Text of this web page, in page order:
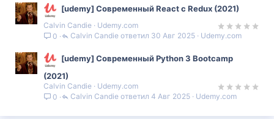
[udemy] Современный React с Redux (2021)
Calvin Candie
Udemy.com
0
Udemy.com
30 Авг 2025
Calvin Candie
[udemy] Современный Python 3 Bootcamp
(2021)
Calvin Candie
Udemy.com
0
Udemy.com
4 Авг 2025
Calvin Candie